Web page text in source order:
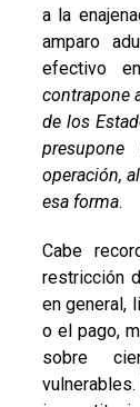
a la
amparo
efectivo
contrapone
de los
operación,
esa forma.
Cabe
restricción
en general,
o el pago,
sobre